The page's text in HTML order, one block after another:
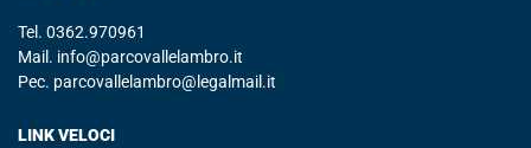
Tel. 0362.970961
Mail. info@parcovallelambro.it
Pec. parcovallelambro@legalmail.it
LINK VELOCI